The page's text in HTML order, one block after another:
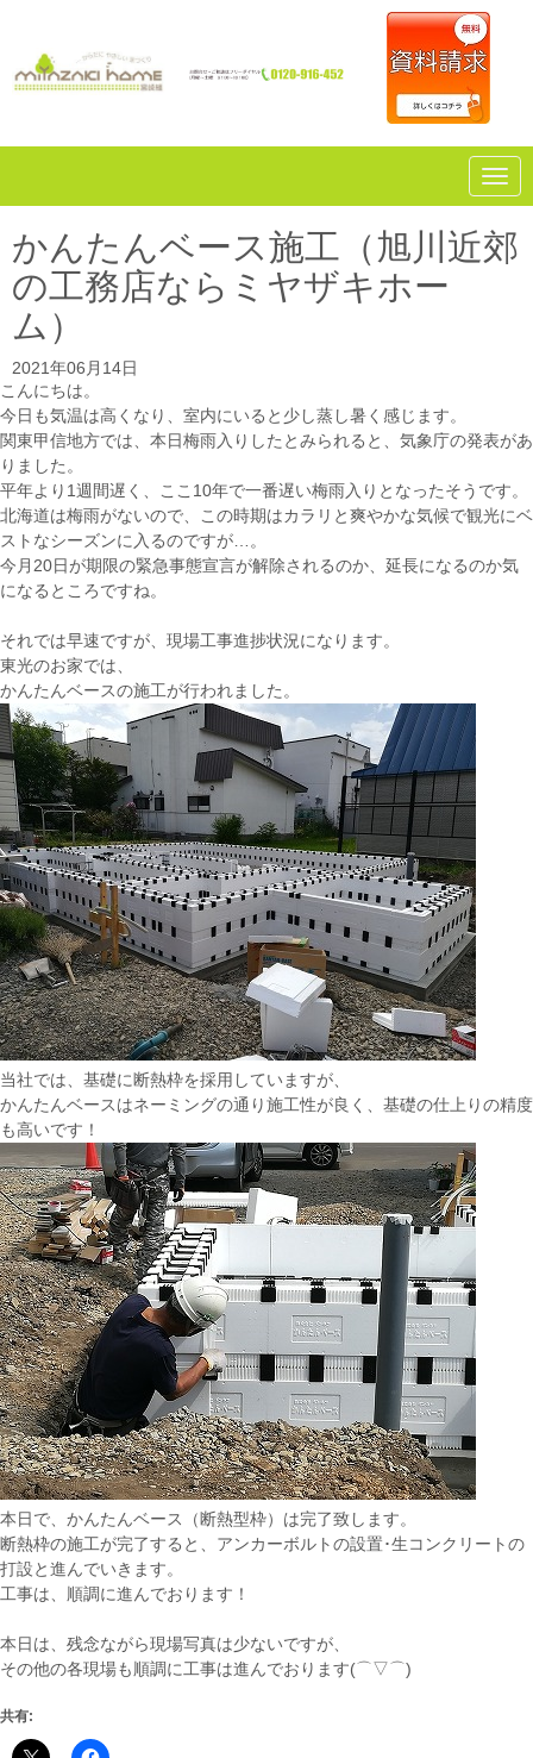
N
a
i
g
かんたんベース施工（旭川近郊
の工務店ならミヤザキホー
ム）
2021年06月14日
こんにちは。
今日も気温は高くなり、室内にいると少し蒸し暑く感じます。
関東甲信地方では、本日梅雨入りしたとみられると、気象庁の発表があ
りました。
平年より1週間遅く、ここ10年で一番遅い梅雨入りとなったそうです。
北海道は梅雨がないので、この時期はカラリと爽やかな気候で観光にベ
ストなシーズンに入るのですが…。
今月20日が期限の緊急事態宣言が解除されるのか、延長になるのか気
になるところですね。
それでは早速ですが、現場工事進捗状況になります。
東光のお家では、
かんたんベースの施工が行われました。
当社では、基礎に断熱枠を採用していますが、
かんたんベースはネーミングの通り施工性が良く、基礎の仕上りの精度
も高いです！
本日で、かんたんベース（断熱型枠）は完了致します。
断熱枠の施工が完了すると、アンカーボルトの設置･生コンクリートの
打設と進んでいきます。
工事は、順調に進んでおります！
本日は、残念ながら現場写真は少ないですが、
その他の各現場も順調に工事は進んでおります(⌒▽⌒)
共有: